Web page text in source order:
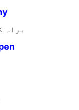
براہ